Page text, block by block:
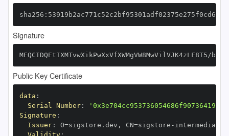
Signature
MEQCIDQEtIXMTvwXikPwXxVfXWMgVW8MwVilVJK4zLF8T5/
Public Key Certificate
data :
Serial Number:
Signature :
Issuer: O=sigstore.dev , CN=sigstore -